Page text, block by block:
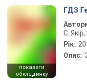
показати
обкладинку
ГДЗ
С.
Рік:
Опис: